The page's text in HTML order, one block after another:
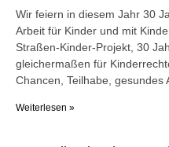
Wir feiern in diesem Jahr 30
Arbeit für Kinder und mit
Straßen-Kinder-Projekt, 30
gleichermaßen für
Chancen, Teilhabe, gesundes
Weiterlesen »